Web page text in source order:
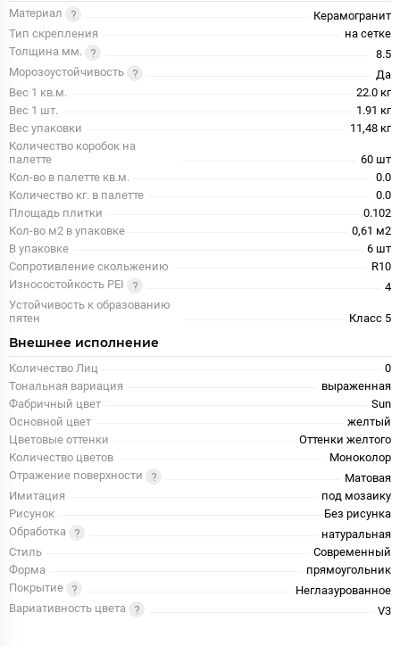
Материал
Керамогранит
Тип скрепления
на сетке
Толщина мм.
8.5
Морозоустойчивость
Да
Вес 1 кв.м.
22.0 кг
Вес 1 шт.
1.91 кг
Вес упаковки
11,48 кг
Количество коробок на
палетте
60 шт
Кол-во в палетте кв.м.
0.0
Количество кг. в палетте
0.0
Площадь плитки
0.102
Кол-во м2 в упаковке
0,61 м2
В упаковке
6 шт
Сопротивление скольжению
R10
Износостойкость PEI
4
Устойчивость к образованию
пятен
Класс 5
Внешнее исполнение
Количество Лиц
0
Тональная вариация
выраженная
Фабричный цвет
Sun
Основной цвет
желтый
Цветовые оттенки
Оттенки желтого
Количество цветов
Моноколор
Отражение поверхности
Матовая
Имитация
под мозаику
Рисунок
Без рисунка
Обработка
натуральная
Стиль
Современный
Форма
прямоугольник
Покрытие
Неглазурованное
Вариативность цвета
V3